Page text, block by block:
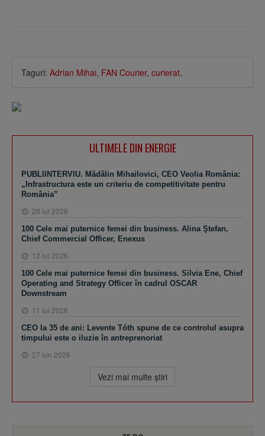
Taguri: Adrian Mihai, FAN Courier, curierat,
ULTIMELE DIN ENERGIE
PUBLIINTERVIU. Mădălin Mihailovici, CEO Veolia România:
„Infrastructura este un criteriu de competitivitate pentru
România”
20 iul 2026
100 Cele mai puternice femei din business. Alina Ştefan,
Chief Commercial Officer, Enexus
12 iul 2026
100 Cele mai puternice femei din business. Silvia Ene, Chief
Operating and Strategy Officer în cadrul OSCAR
Downstream
11 iul 2026
CEO la 35 de ani: Levente Tóth spune de ce controlul asupra
timpului este o iluzie în antreprenoriat
27 iun 2026
Vezi mai multe ştiri